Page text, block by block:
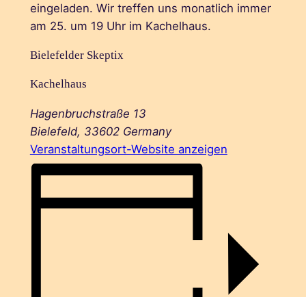
eingeladen. Wir treffen uns monatlich immer
am 25. um 19 Uhr im Kachelhaus.
Bielefelder Skeptix
Kachelhaus
Hagenbruchstraße 13
Bielefeld, 33602 Germany
Veranstaltungsort-Website anzeigen